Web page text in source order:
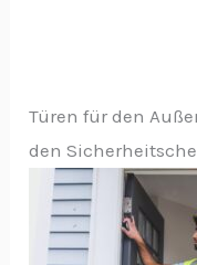
Türen für den
den